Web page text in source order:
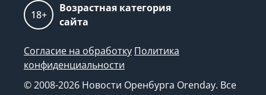
18+
Возрастная категория
сайта
Согласие на обработку Политика
конфиденциальности
© 2008-2026 Новости Оренбурга Orenday. Все